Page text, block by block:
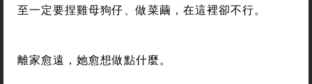
至一定要捏雞母狗仔、做菜繭，在這裡卻不行。
離家愈遠，她愈想做點什麼。